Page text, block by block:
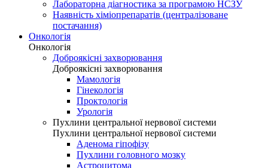
Лабораторна діагностика за програмою НСЗУ
Наявність хіміопрепаратів (централізоване
постачання)
Онкологія
Онкологія
Доброякісні захворювання
Доброякісні захворювання
Мамологія
Гінекологія
Проктологія
Урологія
Пухлини центральної нервової системи
Пухлини центральної нервової системи
Аденома гіпофізу
Пухлини головного мозку
Астроцитома